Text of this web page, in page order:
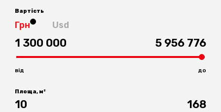
Вартість
Грн Usd
1 300 000 5 956 776
від до
Площа, м²
10 168